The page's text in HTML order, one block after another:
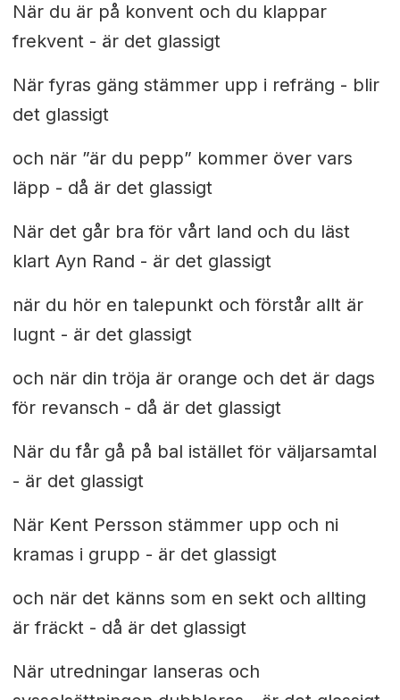
När du är på konvent och du klappar
frekvent - är det glassigt
När fyras gäng stämmer upp i refräng - blir
det glassigt
och när ”är du pepp” kommer över vars
läpp - då är det glassigt
När det går bra för vårt land och du läst
klart Ayn Rand - är det glassigt
när du hör en talepunkt och förstår allt är
lugnt - är det glassigt
och när din tröja är orange och det är dags
för revansch - då är det glassigt
När du får gå på bal istället för väljarsamtal
- är det glassigt
När Kent Persson stämmer upp och ni
kramas i grupp - är det glassigt
och när det känns som en sekt och allting
är fräckt - då är det glassigt
När utredningar lanseras och